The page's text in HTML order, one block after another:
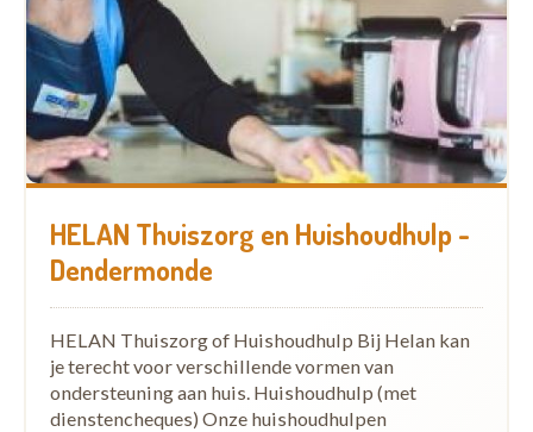
HELAN Thuiszorg en Huishoudhulp -
Dendermonde
HELAN Thuiszorg of Huishoudhulp Bij Helan kan
je terecht voor verschillende vormen van
ondersteuning aan huis. Huishoudhulp (met
dienstencheques) Onze huishoudhulpen